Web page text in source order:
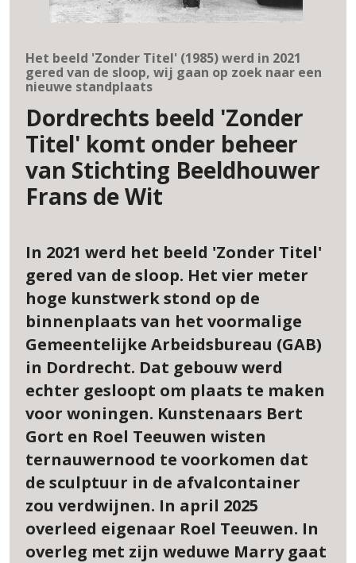
Het beeld 'Zonder Titel' (1985) werd in 2021
gered van de sloop, wij gaan op zoek naar een
nieuwe standplaats
Dordrechts beeld 'Zonder
Titel' komt onder beheer
van Stichting Beeldhouwer
Frans de Wit
In 2021 werd het beeld 'Zonder Titel'
gered van de sloop. Het vier meter
hoge kunstwerk stond op de
binnenplaats van het voormalige
Gemeentelijke Arbeidsbureau (GAB)
in Dordrecht. Dat gebouw werd
echter gesloopt om plaats te maken
voor woningen. Kunstenaars Bert
Gort en Roel Teeuwen wisten
ternauwernood te voorkomen dat
de sculptuur in de afvalcontainer
zou verdwijnen. In april 2025
overleed eigenaar Roel Teeuwen. In
overleg met zijn weduwe Marry gaat